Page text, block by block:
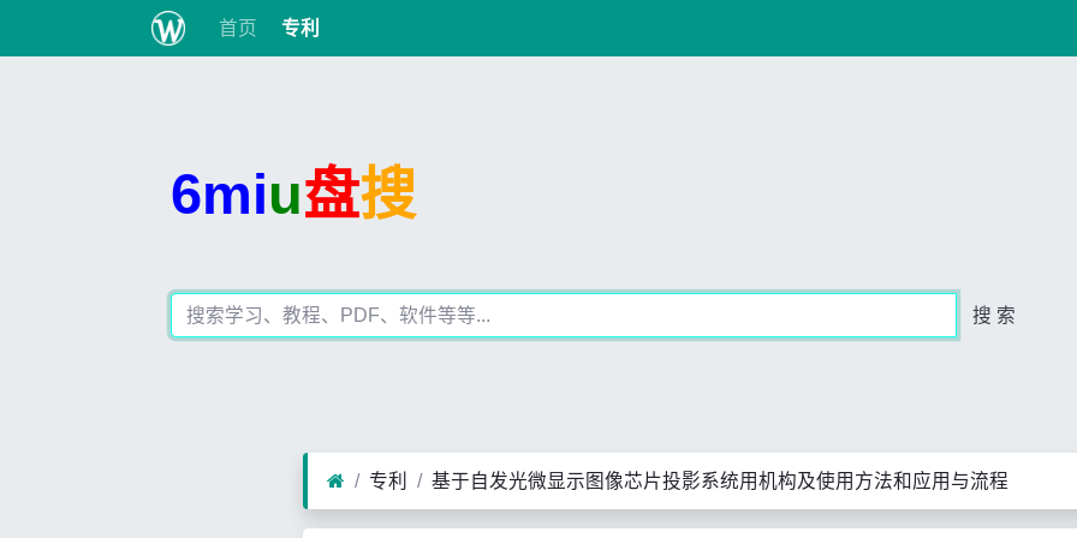
首页 专利
6miu盘搜
搜 索
专利 基于自发光微显示图像芯片投影系统用机构及使用方法和应用与流程